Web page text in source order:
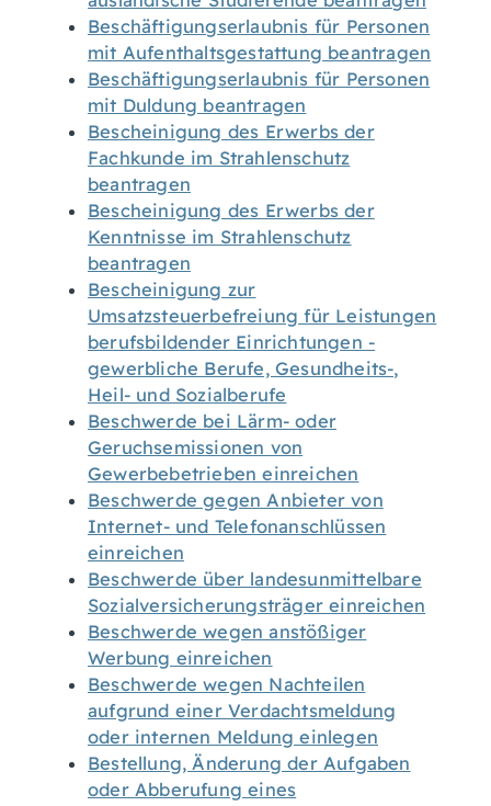
Beschäftigungserlaubnis für Personen
mit Aufenthaltsgestattung beantragen
Beschäftigungserlaubnis für Personen
mit Duldung beantragen
Bescheinigung des Erwerbs der
Fachkunde im Strahlenschutz
beantragen
Bescheinigung des Erwerbs der
Kenntnisse im Strahlenschutz
beantragen
Bescheinigung zur
Umsatzsteuerbefreiung für Leistungen
berufsbildender Einrichtungen -
gewerbliche Berufe, Gesundheits-,
Heil- und Sozialberufe
Beschwerde bei Lärm- oder
Geruchsemissionen von
Gewerbebetrieben einreichen
Beschwerde gegen Anbieter von
Internet- und Telefonanschlüssen
einreichen
Beschwerde über landesunmittelbare
Sozialversicherungsträger einreichen
Beschwerde wegen anstößiger
Werbung einreichen
Beschwerde wegen Nachteilen
aufgrund einer Verdachtsmeldung
oder internen Meldung einlegen
Bestellung, Änderung der Aufgaben
oder Abberufung eines